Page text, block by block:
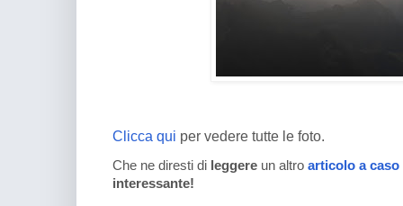
Clicca qui per vedere tutte le foto.
Che ne diresti di leggere un altro articolo a caso
interessante!